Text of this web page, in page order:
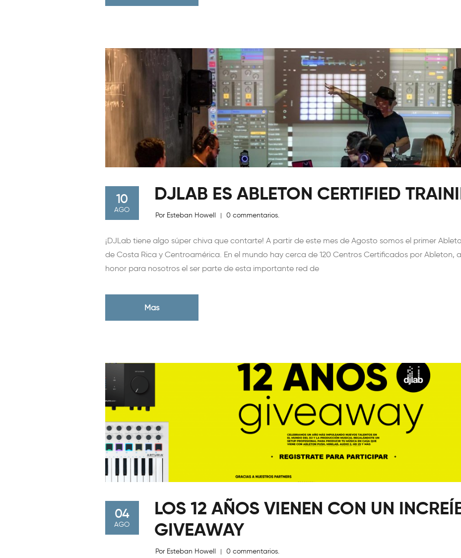
10
AGO
DJLAB ES ABLETON CERTIFIED
Por Esteban Howell | 0 commentarios.
¡DJLab tiene algo súper chiva que contarte! A partir de este mes de Agosto somos el primer
de Costa Rica y Centroamérica. En el mundo hay cerca de 120 Centros Certificados por Ableton,
honor para nosotros el ser parte de esta importante red de
Mas
04
AGO
LOS 12 AÑOS VIENEN CON UN
GIVEAWAY
Por Esteban Howell | 0 commentarios.